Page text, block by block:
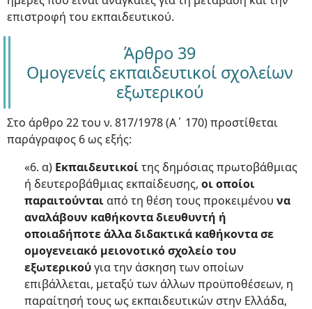
επιστροφή του εκπαιδευτικού.
Άρθρο 39
Ομογενείς εκπαιδευτικοί σχολείων
εξωτερικού
Στο άρθρο 22 του ν. 817/1978 (Α΄ 170) προστίθεται
παράγραφος 6 ως εξής:
«6. α) Εκπαιδευτικοίτης δημόσιας πρωτοβάθμιας
ή δευτεροβάθμιας εκπαίδευσης, οι οποίοι
παραιτούνταιαπό τη θέση τους προκειμένου να
αναλάβουν καθήκοντα διευθυντή ή
οποιαδήποτε άλλα διδακτικά καθήκοντα σε
ομογενειακό μειονοτικό σχολείο του
εξωτερικούγια την άσκηση των οποίων
επιβάλλεται, μεταξύ των άλλων προϋποθέσεων, η
παραίτησή τους ως εκπαιδευτικών στην Ελλάδα,